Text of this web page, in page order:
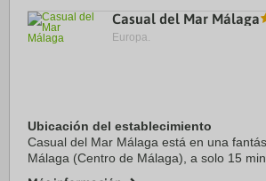
Casual del Mar Málaga
Europa.
Ubicación del establecimiento
Casual del Mar Málaga está en una
Málaga (Centro de Málaga), a solo 15